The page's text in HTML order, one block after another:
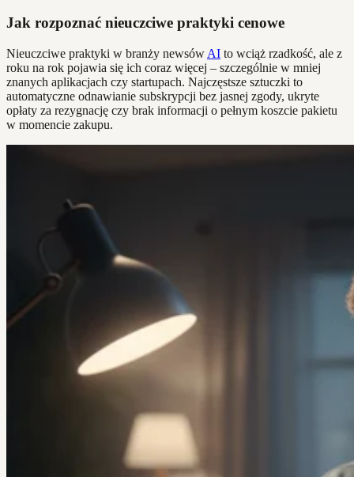
Jak rozpoznać nieuczciwe praktyki cenowe
Nieuczciwe praktyki w branży newsów AI to wciąż rzadkość, ale z
roku na rok pojawia się ich coraz więcej – szczególnie w mniej
znanych aplikacjach czy startupach. Najczęstsze sztuczki to
automatyczne odnawianie subskrypcji bez jasnej zgody, ukryte
opłaty za rezygnację czy brak informacji o pełnym koszcie pakietu
w momencie zakupu.